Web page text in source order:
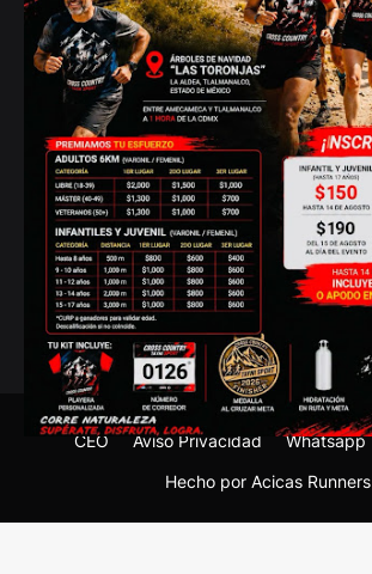
Hecho por Acicas Runners
CEO Aviso Privacidad Whatsapp